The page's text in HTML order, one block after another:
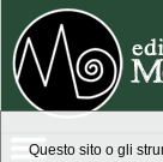
Questo sito o gli